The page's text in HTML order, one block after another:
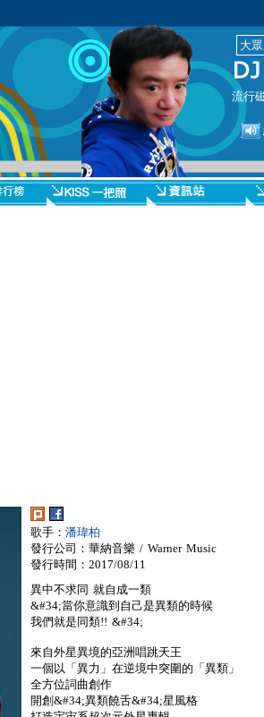
大
流行
歌手： 潘瑋柏
發行公司：華納音樂 / Warner Music
發行時間：2017/08/11
異中不求同 就自成一類
&#34;當你意識到自己是異類的時候
我們就是同類!! &#34;
來自外星異境的亞洲唱跳天王
一個以「異力」在逆境中突圍的「異類」
全方位詞曲創作
開創&#34;異類饒舌&#34;星風格